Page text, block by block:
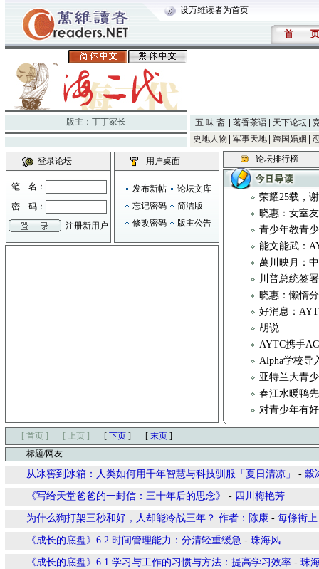
设万维读者为首页
首 页
版主： 丁丁家长 五 味 斋 茗香茶语 天下论坛
史地人物
军事天地 跨国婚姻
登录论坛
笔 名：
密 码：
注册新用户
用户桌面
发布新帖
论坛文库
忘记密码
简洁版
修改密码
版主公告
论坛排行榜
荣耀25载，
晓惠：女室友
青少年教青
能文能武：
萬川映月：
川普总统签
晓惠：懒惰
好消息：
胡说
AYTC携手
Alpha学校导
亚特兰大青
春江水暖鸭
对青少年有
[ 首页 ] [ 上页 ] [ 下页 ] [ 末页 ]
标题/网友
从冰窖到冰箱：人类如何用千年智慧与科技驯服「夏日清凉」 - 穀
《写给天堂爸爸的一封信：三十年后的思念》 - 四川梅艳芳
为什么狗打架三秒和好，人却能冷战三年？ 作者：陈康 - 每條街上
《成长的底盘》6.2 时间管理能力：分清轻重缓急 - 珠海风
《成长的底盘》6.1 学习与工作的习惯与方法：提高学习效率 - 珠